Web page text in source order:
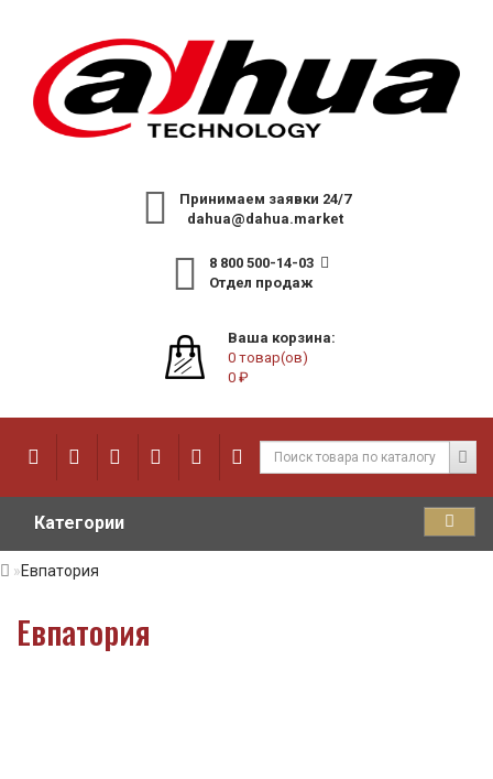
Принимаем заявки 24/7
dahua@dahua.market
8 800 500-14-03
Отдел продаж
Ваша корзина:
0 товар(ов)
0 ₽
Категории
Евпатория
Евпатория